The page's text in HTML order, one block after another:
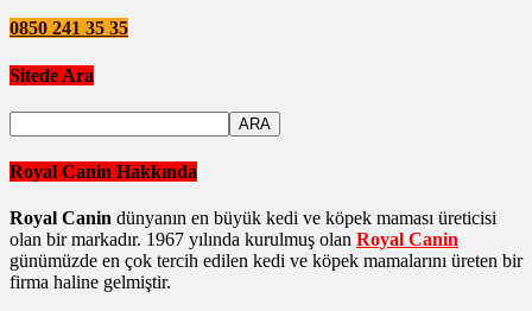
0850 241 35 35
Sitede Ara
Royal Canin Hakkında
Royal Canin dünyanın en büyük kedi ve köpek maması üreticisi
olan bir markadır. 1967 yılında kurulmuş olan Royal Canin
günümüzde en çok tercih edilen kedi ve köpek mamalarını üreten bir
firma haline gelmiştir.